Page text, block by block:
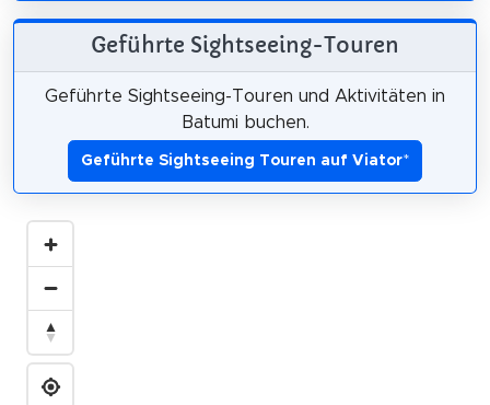
Geführte Sightseeing-Touren
Geführte Sightseeing-Touren und Aktivitäten in
Batumi buchen.
Geführte Sightseeing Touren auf Viator*